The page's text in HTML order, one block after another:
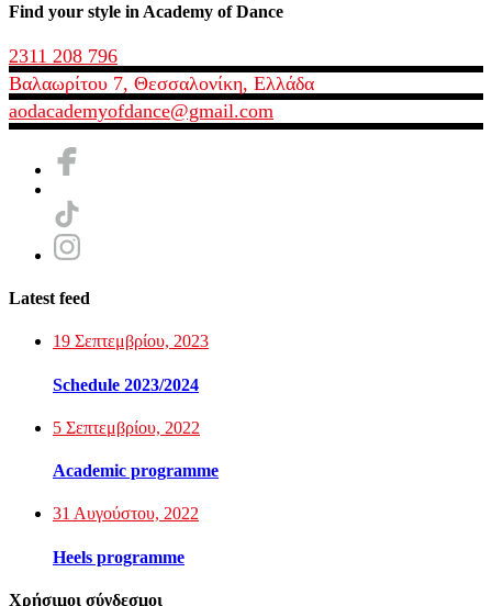
Find your style in Academy of Dance
2311 208 796
Βαλαωρίτου 7, Θεσσαλονίκη, Ελλάδα
aodacademyofdance@gmail.com
Latest feed
19 Σεπτεμβρίου, 2023
Schedule 2023/2024
5 Σεπτεμβρίου, 2022
Academic programme
31 Αυγούστου, 2022
Heels programme
Χρήσιμοι σύνδεσμοι